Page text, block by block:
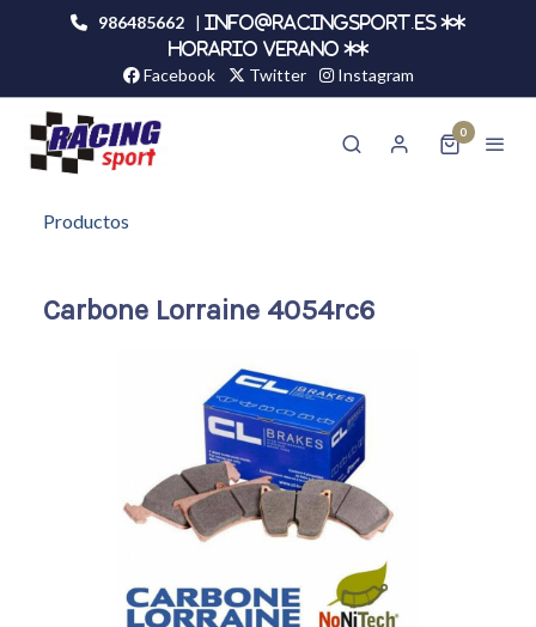
986485662 |
info@racingsport.es **
HORARIO VERANO **
Facebook Twitter Instagram
0
Productos
Carbone Lorraine 4054rc6